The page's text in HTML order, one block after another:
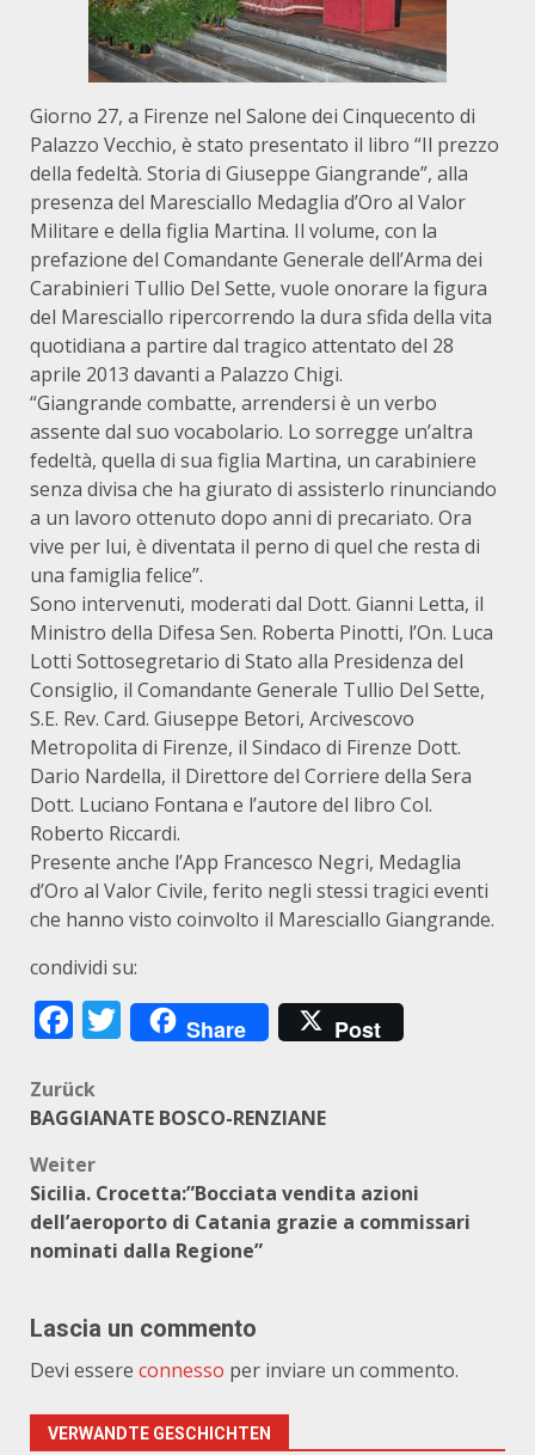
Giorno 27, a Firenze nel Salone dei Cinquecento di
Palazzo Vecchio, è stato presentato il libro “Il prezzo
della fedeltà. Storia di Giuseppe Giangrande”, alla
presenza del Maresciallo Medaglia d’Oro al Valor
Militare e della figlia Martina. Il volume, con la
prefazione del Comandante Generale dell’Arma dei
Carabinieri Tullio Del Sette, vuole onorare la figura
del Maresciallo ripercorrendo la dura sfida della vita
quotidiana a partire dal tragico attentato del 28
aprile 2013 davanti a Palazzo Chigi.
“Giangrande combatte, arrendersi è un verbo
assente dal suo vocabolario. Lo sorregge un’altra
fedeltà, quella di sua figlia Martina, un carabiniere
senza divisa che ha giurato di assisterlo rinunciando
a un lavoro ottenuto dopo anni di precariato. Ora
vive per lui, è diventata il perno di quel che resta di
una famiglia felice”.
Sono intervenuti, moderati dal Dott. Gianni Letta, il
Ministro della Difesa Sen. Roberta Pinotti, l’On. Luca
Lotti Sottosegretario di Stato alla Presidenza del
Consiglio, il Comandante Generale Tullio Del Sette,
S.E. Rev. Card. Giuseppe Betori, Arcivescovo
Metropolita di Firenze, il Sindaco di Firenze Dott.
Dario Nardella, il Direttore del Corriere della Sera
Dott. Luciano Fontana e l’autore del libro Col.
Roberto Riccardi.
Presente anche l’App Francesco Negri, Medaglia
d’Oro al Valor Civile, ferito negli stessi tragici eventi
che hanno visto coinvolto il Maresciallo Giangrande.
condividi su:
Facebook
Twitter
Share Post
Beitragsnavigation
Zurück
BAGGIANATE BOSCO-RENZIANE
Weiter
Sicilia. Crocetta:”Bocciata vendita azioni
dell’aeroporto di Catania grazie a commissari
nominati dalla Regione”
Lascia un commento
Devi essere connesso per inviare un commento.
VERWANDTE GESCHICHTEN